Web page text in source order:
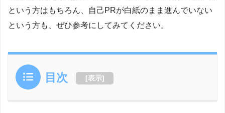
という方はもちろん、自己PRが白紙のまま進んでいない
という方も、ぜひ参考にしてみてください。
目次 [表示]